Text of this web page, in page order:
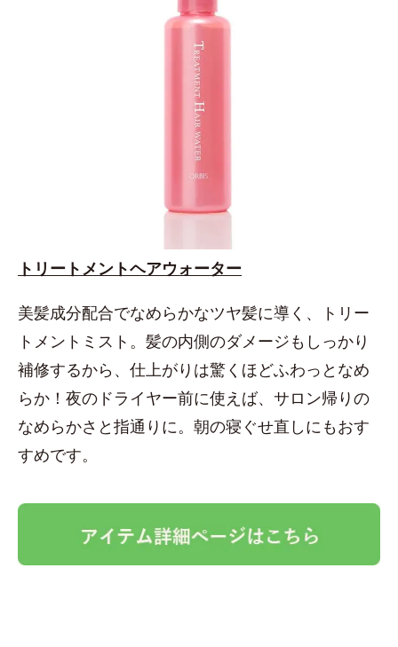
トリートメントヘアウォーター
美髪成分配合でなめらかなツヤ髪に導く、トリー
トメントミスト。髪の内側のダメージもしっかり
補修するから、仕上がりは驚くほどふわっとなめ
らか！夜のドライヤー前に使えば、サロン帰りの
なめらかさと指通りに。朝の寝ぐせ直しにもおす
すめです。